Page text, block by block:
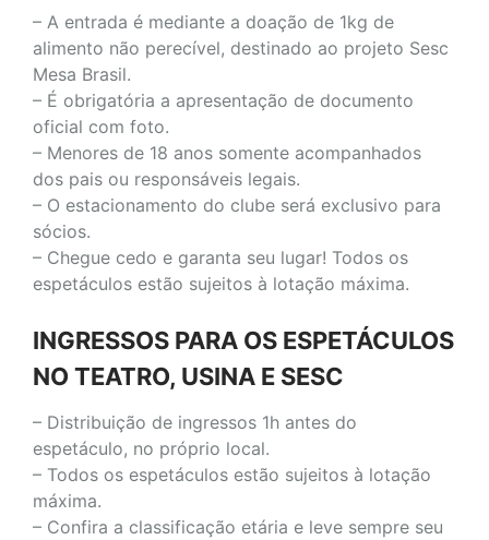
– A entrada é mediante a doação de 1kg de
alimento não perecível, destinado ao projeto Sesc
Mesa Brasil.
– É obrigatória a apresentação de documento
oficial com foto.
– Menores de 18 anos somente acompanhados
dos pais ou responsáveis legais.
– O estacionamento do clube será exclusivo para
sócios.
– Chegue cedo e garanta seu lugar! Todos os
espetáculos estão sujeitos à lotação máxima.
INGRESSOS PARA OS ESPETÁCULOS
NO TEATRO, USINA E SESC
– Distribuição de ingressos 1h antes do
espetáculo, no próprio local.
– Todos os espetáculos estão sujeitos à lotação
máxima.
– Confira a classificação etária e leve sempre seu